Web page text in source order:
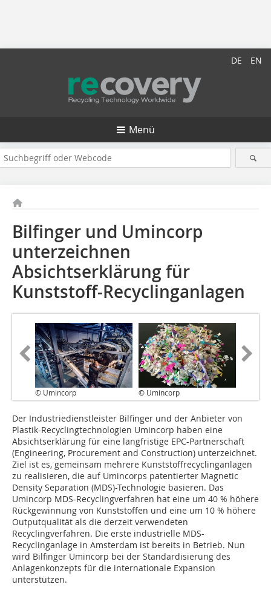
DE EN
Menü
Bilfinger und Umincorp
unterzeichnen
Absichtserklärung für
Kunststoff-Recyclinganlagen
© Umincorp © Umincorp
Der Industriedienstleister Bilfinger und der Anbieter von
Plastik-Recyclingtechnologien Umincorp haben eine
Absichtserklärung für eine langfristige EPC-Partnerschaft
(Engineering, Procurement and Construction) unterzeichnet.
Ziel ist es, gemeinsam mehrere Kunststoffrecyclinganlagen
zu realisieren, die auf Umincorps patentierter Magnetic
Density Separation (MDS)-Technologie basieren. Das
Umincorp MDS-Recyclingverfahren hat eine um 40 % höhere
Rückgewinnung von Kunststoffen und eine um 10 % höhere
Outputqualität als die derzeit verwendeten
Recyclingverfahren. Die erste industrielle MDS-
Recyclinganlage in Amsterdam ist bereits in Betrieb. Nun
wird Bilfinger Umincorp bei der Standardisierung des
Anlagenkonzepts für die internationale Expansion
unterstützen.